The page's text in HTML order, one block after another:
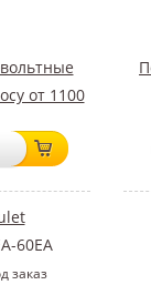
от 1100
60EA
заказ